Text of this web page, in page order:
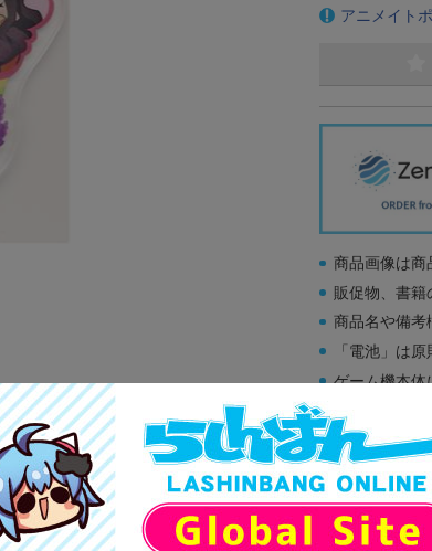
アニメイト
商品画像は商
販促物、書籍
商品名や備考
「電池」は
ゲーム機本体
ディスク類
す。
※詳細につきま